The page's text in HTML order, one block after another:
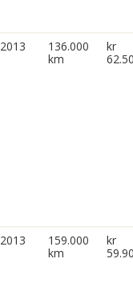
2013
136.000
km
kr
2013
159.000
km
kr